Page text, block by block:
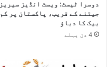
دوسرا ٹیسٹ: ویسٹ انڈیز سیریز
جیتنے کے قریب، پاکستان پر کم
بیک کا دباؤ
4 دن پہلے